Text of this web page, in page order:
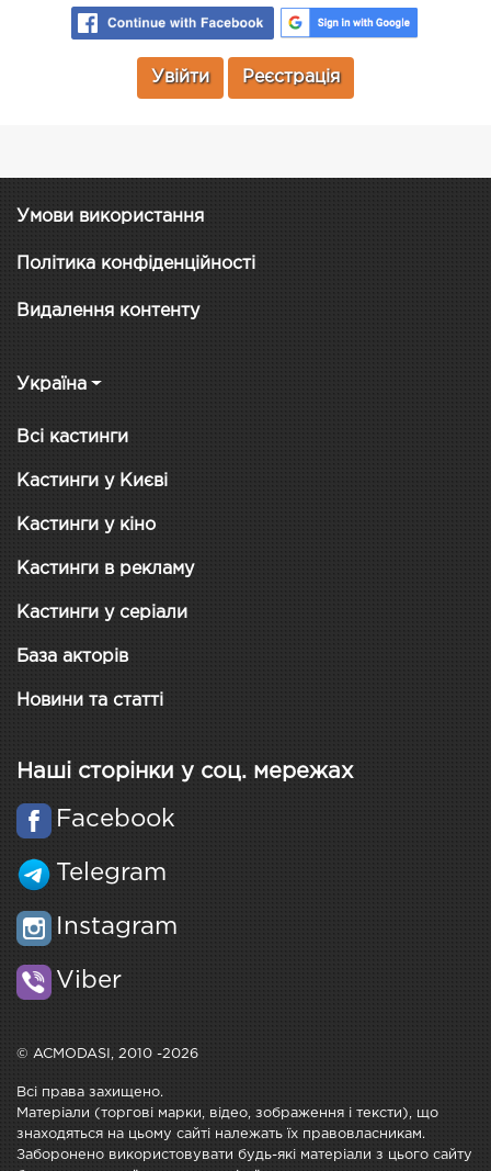
Увійти Реєстрація
Умови використання
Політика конфіденційності
Видалення контенту
Україна
Всі кастинги
Кастинги у Києві
Кастинги у кіно
Кастинги в рекламу
Кастинги у серіали
База акторів
Новини та статті
Наші сторінки у соц. мережах
Facebook
Telegram
Instagram
Viber
© ACMODASI, 2010 -2026
Всі права захищено.
Матеріали (торгові марки, відео, зображення і тексти), що
знаходяться на цьому сайті належать їх правовласникам.
Заборонено використовувати будь-які матеріали з цього сайту